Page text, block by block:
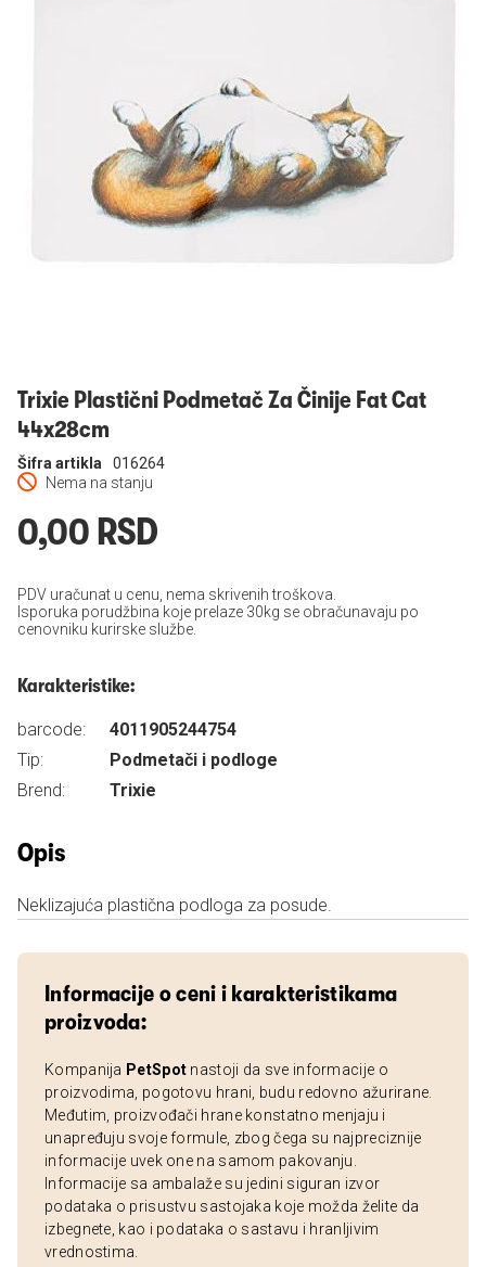
Trixie Plastični Podmetač Za Činije Fat Cat
44x28cm
Nema na stanju
Šifra artikla 016264
0,00 RSD
PDV uračunat u cenu, nema skrivenih troškova.
Isporuka porudžbina koje prelaze 30kg se obračunavaju po
cenovniku kurirske službe.
Karakteristike:
barcode:
4011905244754
Tip:
Podmetači i podloge
Brend:
Trixie
Opis
Neklizajuća plastična podloga za posude.
Informacije o ceni i karakteristikama
proizvoda:
Kompanija PetSpot nastoji da sve informacije o
proizvodima, pogotovu hrani, budu redovno ažurirane.
Međutim, proizvođači hrane konstatno menjaju i
unapređuju svoje formule, zbog čega su najpreciznije
informacije uvek one na samom pakovanju.
Informacije sa ambalaže su jedini siguran izvor
podataka o prisustvu sastojaka koje možda želite da
izbegnete, kao i podataka o sastavu i hranljivim
vrednostima.